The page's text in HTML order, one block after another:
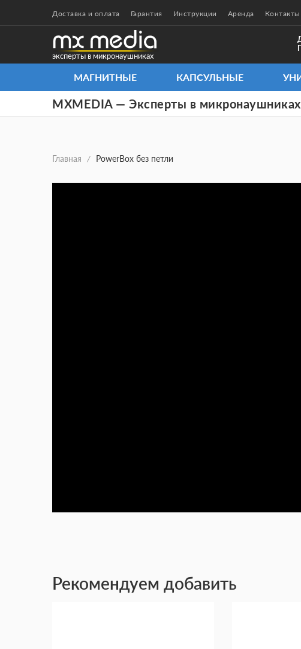
Доставка и оплата Гарантия Инструкции Аренда Контакты
эксперты в микронаушниках
МАГНИТНЫЕ КАПСУЛЬНЫЕ
MXMEDIA — Эксперты в
Главная / PowerBox без петли
Рекомендуем добавить